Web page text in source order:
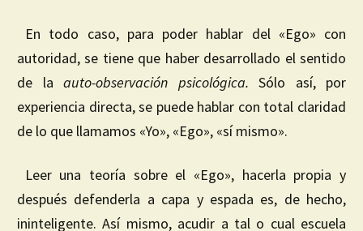
En todo caso, para poder hablar del «Ego» con
autoridad, se tiene que haber desarrollado el sentido
de la auto-observación psicológica. Sólo así, por
experiencia directa, se puede hablar con total claridad
de lo que llamamos «Yo», «Ego», «sí mismo».
Leer una teoría sobre el «Ego», hacerla propia y
después defenderla a capa y espada es, de hecho,
ininteligente. Así mismo, acudir a tal o cual escuela